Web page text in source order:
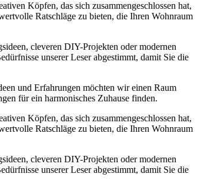
Köpfen, das sich zusammengeschlossen hat,
Ratschläge zu bieten, die Ihren Wohnraum
cleveren DIY-Projekten oder modernen
unserer Leser abgestimmt, damit Sie die
und Erfahrungen möchten wir einen Raum
für ein harmonisches Zuhause finden.
Köpfen, das sich zusammengeschlossen hat,
Ratschläge zu bieten, die Ihren Wohnraum
cleveren DIY-Projekten oder modernen
unserer Leser abgestimmt, damit Sie die